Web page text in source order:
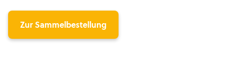
Zur Sammelbestellung